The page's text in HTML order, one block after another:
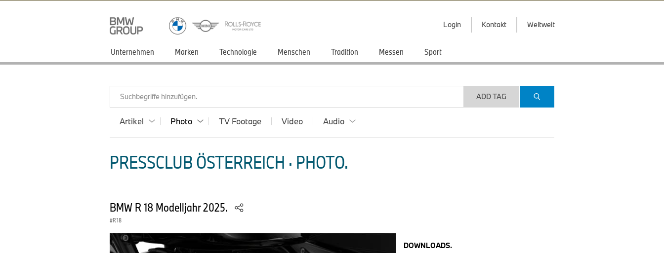
Login Kontakt Weltweit
Unternehmen Marken Technologie Menschen Tradition Messen Sport
Suchbegriffe hinzufügen. ADD TAG
Artikel Photo TV Footage Video Audio
PRESSCLUB ÖSTERREICH · PHOTO.
BMW R 18 Modelljahr 2025.
R 18
DOWNLOADS.